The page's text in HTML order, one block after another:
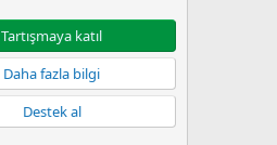
0
0
y
ı
l
d
ı
z
Tartışmaya katıl
Daha fazla bilgi
Destek al